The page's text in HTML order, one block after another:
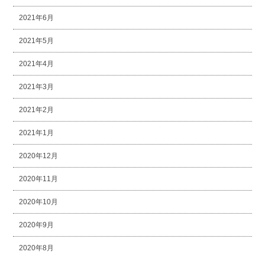
2021年6月
2021年5月
2021年4月
2021年3月
2021年2月
2021年1月
2020年12月
2020年11月
2020年10月
2020年9月
2020年8月